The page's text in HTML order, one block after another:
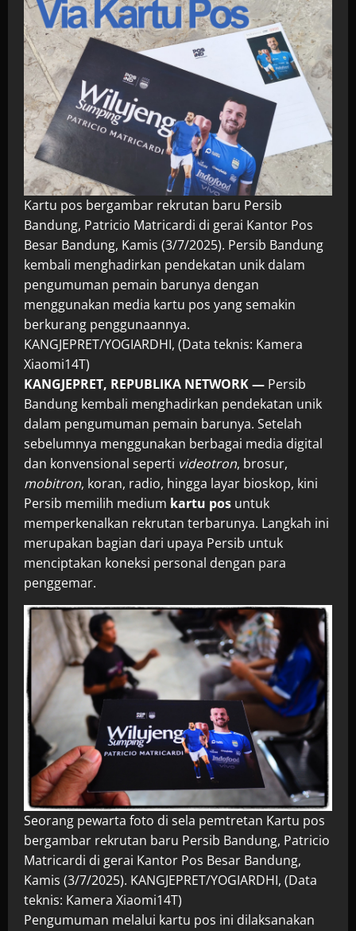
Kartu pos bergambar rekrutan baru Persib
Bandung, Patricio Matricardi di gerai Kantor Pos
Besar Bandung, Kamis (3/7/2025). Persib Bandung
kembali menghadirkan pendekatan unik dalam
pengumuman pemain barunya dengan
menggunakan media kartu pos yang semakin
berkurang penggunaannya.
KANGJEPRET/YOGIARDHI, (Data teknis: Kamera
Xiaomi14T)
KANGJEPRET, REPUBLIKA NETWORK — Persib
Bandung kembali menghadirkan pendekatan unik
dalam pengumuman pemain barunya. Setelah
sebelumnya menggunakan berbagai media digital
dan konvensional seperti videotron, brosur,
mobitron, koran, radio, hingga layar bioskop, kini
Persib memilih medium kartu pos untuk
memperkenalkan rekrutan terbarunya. Langkah ini
merupakan bagian dari upaya Persib untuk
menciptakan koneksi personal dengan para
penggemar.
Seorang pewarta foto di sela pemtretan Kartu pos
bergambar rekrutan baru Persib Bandung, Patricio
Matricardi di gerai Kantor Pos Besar Bandung,
Kamis (3/7/2025). KANGJEPRET/YOGIARDHI, (Data
teknis: Kamera Xiaomi14T)
Pengumuman melalui kartu pos ini dilaksanakan